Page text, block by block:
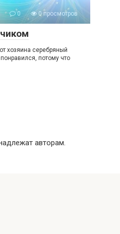
0 0 просмотров
хозяина серебряный
потому что
авторам.